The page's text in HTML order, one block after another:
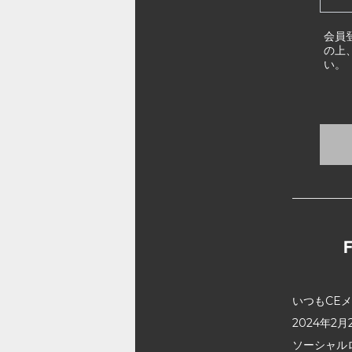
会員
の上
い。
いつもCE
2024年2月
ソーシャ